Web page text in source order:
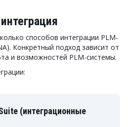
способов интеграции PLM-
Конкретный подход зависит от
и возможностей PLM-системы.
(интеграционные